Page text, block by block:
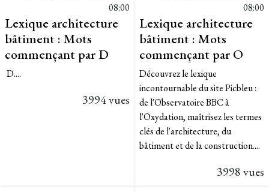
08:00
Lexique architecture
bâtiment : Mots
commençant par D
D....
3994 vues
08:00
Lexique architecture
bâtiment : Mots
commençant par O
Découvrez le lexique
incontournable du site Picbleu :
de l'Observatoire BBC à
l'Oxydation, maîtrisez les termes
clés de l'architecture, du
bâtiment et de la construction....
3998 vues